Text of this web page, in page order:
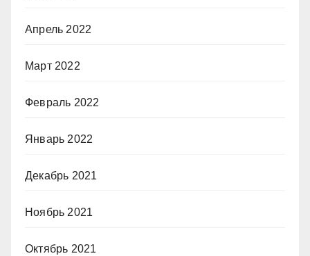
Апрель 2022
Март 2022
Февраль 2022
Январь 2022
Декабрь 2021
Ноябрь 2021
Октябрь 2021